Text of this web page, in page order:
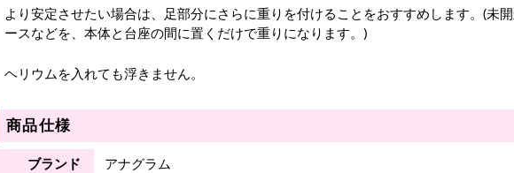
より安定させたい場合は、足部分にさらに重りを付けることをおすすめします。(未
ースなどを、本体と台座の間に置くだけで重りになります。)
ヘリウムを入れても浮きません。
商品仕様
ブランド
アナグラム